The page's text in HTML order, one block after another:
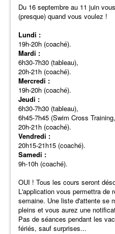
Du 16 septembre au 11 juin
(presque) quand vous voulez !
Lundi :
19h-20h (coaché).
Mardi :
6h30-7h30 (tableau),
20h-21h (coaché).
Mercredi :
19h-20h (coaché).
Jeudi :
6h30-7h30 (tableau),
6h45-7h45 (Swim Cross
20h-21h (coaché).
Vendredi :
20h15-21h15 (coaché).
Samedi :
9h-10h (coaché).
OUI ! Tous les cours seront
L'application vous permettra de
semaine. Une liste d'attente se
pleins et vous aurez une
Pas de séances pendant les
fériés, sauf surprises...